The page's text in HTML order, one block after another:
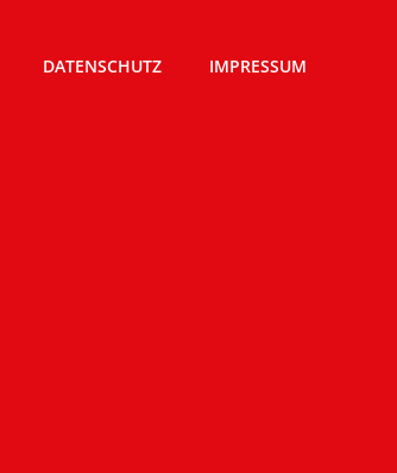
DATENSCHUTZ IMPRESSUM